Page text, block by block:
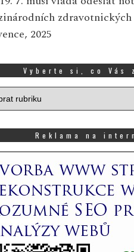
2025
Vyberte si, co Vás
Reklama na